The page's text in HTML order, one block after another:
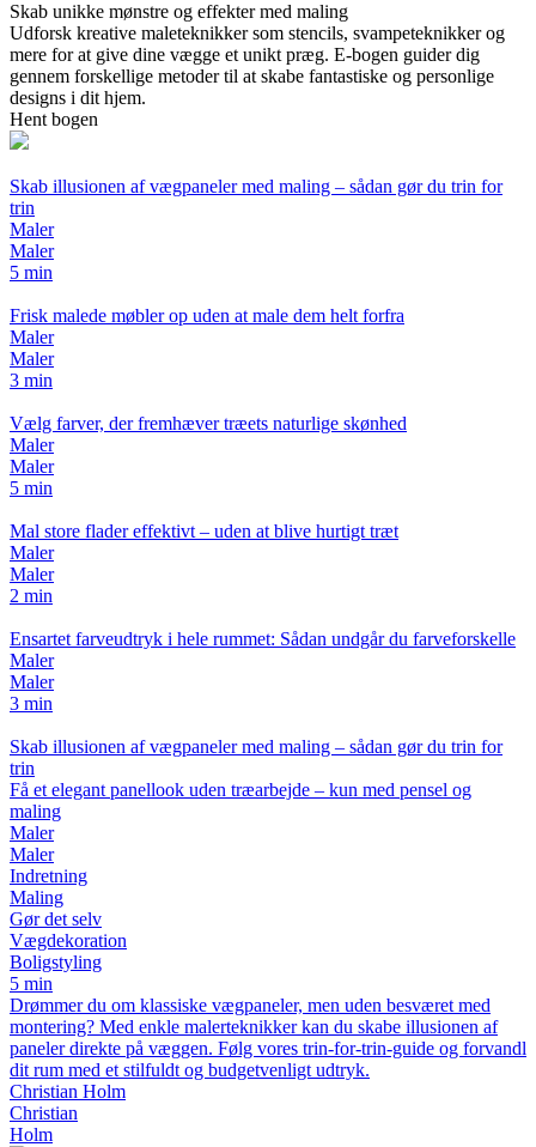
Skab unikke mønstre og effekter med maling
Udforsk kreative maleteknikker som stencils, svampeteknikker og
mere for at give dine vægge et unikt præg. E-bogen guider dig
gennem forskellige metoder til at skabe fantastiske og personlige
designs i dit hjem.
Hent bogen
Skab illusionen af vægpaneler med maling – sådan gør du trin for
trin
Maler
Maler
5 min
Frisk malede møbler op uden at male dem helt forfra
Maler
Maler
3 min
Vælg farver, der fremhæver træets naturlige skønhed
Maler
Maler
5 min
Mal store flader effektivt – uden at blive hurtigt træt
Maler
Maler
2 min
Ensartet farveudtryk i hele rummet: Sådan undgår du farveforskelle
Maler
Maler
3 min
Skab illusionen af vægpaneler med maling – sådan gør du trin for
trin
Få et elegant panellook uden træarbejde – kun med pensel og
maling
Maler
Maler
Indretning
Maling
Gør det selv
Vægdekoration
Boligstyling
5 min
Drømmer du om klassiske vægpaneler, men uden besværet med
montering? Med enkle malerteknikker kan du skabe illusionen af
paneler direkte på væggen. Følg vores trin-for-trin-guide og forvandl
dit rum med et stilfuldt og budgetvenligt udtryk.
Christian Holm
Christian
Holm